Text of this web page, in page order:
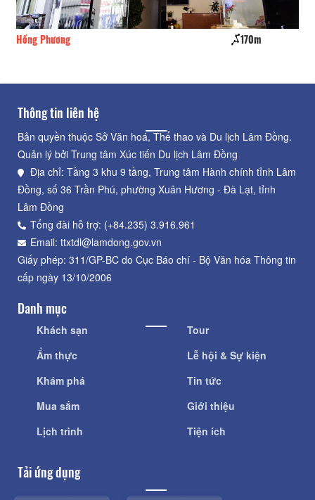
Hồng Phương 170m
Thông tin liên hệ
Bản quyền thuộc Sở Văn hoá, Thể thao và Du lịch Lâm Đồng.
Quản lý bởi Trung tâm Xúc tiến Du lịch Lâm Đồng
Địa chỉ: Tầng 3 khu 9 tầng, Trung tâm Hành chính tỉnh Lâm
Đồng, số 36 Trần Phú, phường Xuân Hương - Đà Lạt, tỉnh
Lâm Đồng
Tổng đài hỗ trợ: (+84.235) 3.916.961
Email: ttxtdl@lamdong.gov.vn
Giấy phép: 311/GP-BC do Cục Báo chí - Bộ Văn hóa Thông tin
cấp ngày 13/10/2006
Danh mục
Khách sạn
Ẩm thực
Khám phá
Mua sắm
Lịch trình
Tour
Lễ hội & Sự kiện
Tin tức
Giới thiệu
Tiện ích
Tải ứng dụng